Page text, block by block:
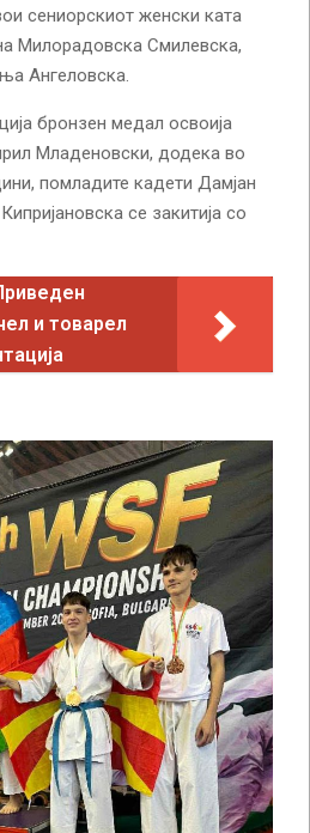
сениорскиот женски ката
Милорадовска Смилевска,
Ангеловска.
бронзен медал освоија
Младеновски, додека во
помладите кадети Дамјан
се закитија со
и товарел